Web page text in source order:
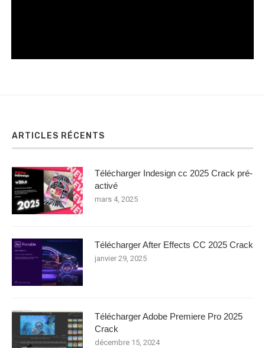
ARTICLES RÉCENTS
Télécharger Indesign cc 2025 Crack pré-
activé
mars 4, 2025
Télécharger After Effects CC 2025 Crack
janvier 29, 2025
Télécharger Adobe Premiere Pro 2025
Crack
décembre 15, 2024